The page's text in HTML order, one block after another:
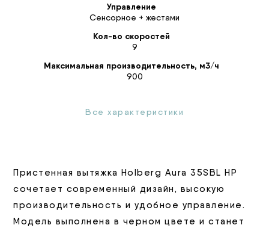
Управление
Сенсорное + жестами
Кол-во скоростей
9
Максимальная производительность, м3/ч
900
Все характеристики
Пристенная вытяжка Holberg Aura 35SBL HP
сочетает современный дизайн, высокую
производительность и удобное управление.
Модель выполнена в черном цвете и станет